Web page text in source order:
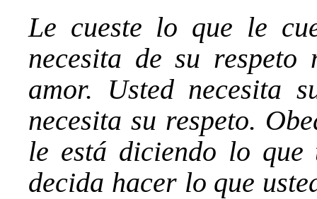
Le cueste lo que le
necesita de su
amor. Usted necesita
necesita su respeto.
le está diciendo lo
decida hacer lo que